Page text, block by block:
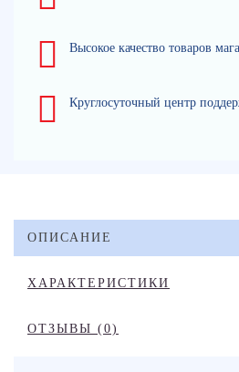
Высокое качество товаров
Круглосуточный центр
ОПИСАНИЕ
ХАРАКТЕРИСТИКИ
ОТЗЫВЫ (0)